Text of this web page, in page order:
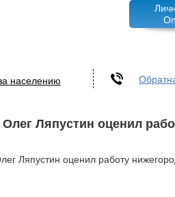
населению
Ляпустин оценил
Ляпустин оценил работу